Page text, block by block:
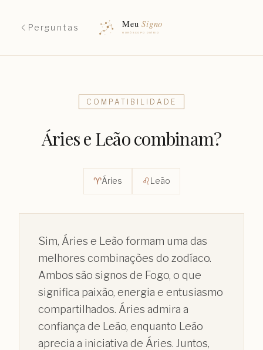
Perguntas
COMPATIBILIDADE
Áries e Leão combinam?
♈︎Áries ♌︎Leão
Sim, Áries e Leão formam uma das
melhores combinações do zodíaco.
Ambos são signos de Fogo, o que
significa paixão, energia e entusiasmo
compartilhados. Áries admira a
confiança de Leão, enquanto Leão
aprecia a iniciativa de Áries. Juntos,